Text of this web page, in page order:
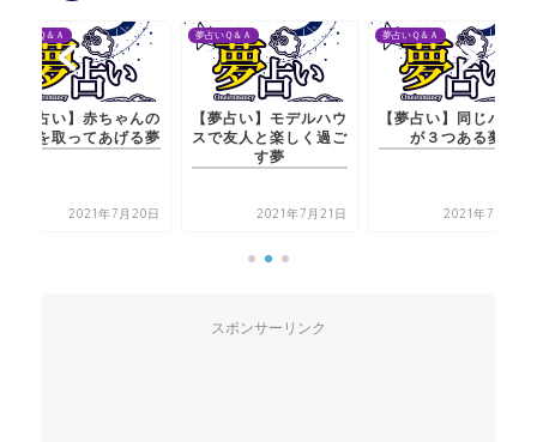
ちゃんの
あげる夢
年7月20日
夢占いＱ＆Ａ
【夢占い】モデルハウ
スで友人と楽しく過ご
2021年7月21日
夢占いＱ＆Ａ
【夢占い】同じバッグ
が３つある夢
2021年7月21日
夢占いＱ＆Ａ
【夢占
スポンサーリンク